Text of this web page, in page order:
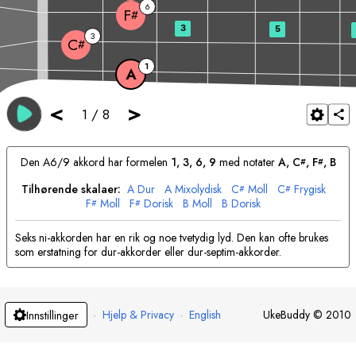
< 1 / 8 >
A 1
C# 3
F# 6
3 5
Den A6/9 akkord har formelen 1, 3, 6, 9 med notater A, C#, F#, B
Tilhørende skalaer: A Dur A Mixolydisk C# Moll C# Frygisk
F# Moll F# Dorisk B Moll B Dorisk
Seks ni-akkorden har en rik og noe tvetydig lyd. Den kan ofte brukes
som erstatning for dur-akkorder eller dur-septim-akkorder.
Innstillinger · Hjelp & Privacy · English UkeBuddy © 2010